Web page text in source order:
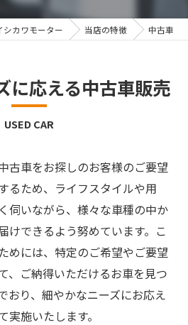
シカワモーター 当店の特徴 中古車
に応える中古車販売
USED CAR
古車をお探しのお客様のご要望
るため、ライフスタイルや用
伺いながら、様々な車種の中か
けできるよう努めています。こ
めには、特定のご希望やご要望
、ご納得いただけるお車を見つ
おり、細やかなニーズにお応え
施いたします。